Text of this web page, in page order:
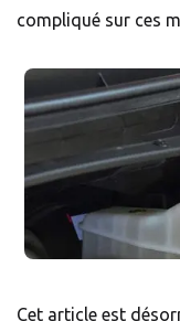
compliqué sur ces
Cet article est